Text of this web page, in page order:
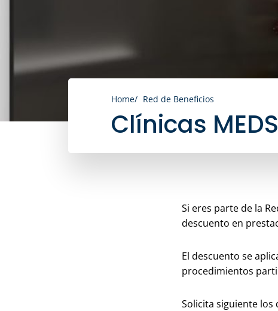
Home Red de Beneficios
Clínicas MEDS
Si eres parte de la
descuento en
El descuento se
procedimientos
Solicita siguiente los